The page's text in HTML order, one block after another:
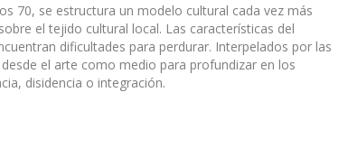
70, se estructura un modelo cultural cada vez más
el tejido cultural local. Las características del
dificultades para perdurar. Interpelados por las
el arte como medio para profundizar en los
disidencia o integración.